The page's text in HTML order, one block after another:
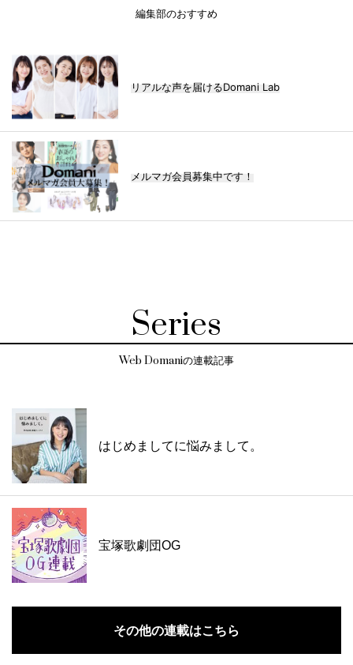
編集部のおすすめ
リアルな声を届けるDomani Lab
メルマガ会員募集中です！
Series
Web Domaniの連載記事
はじめましてに悩みまして。
宝塚歌劇団OG
その他の連載はこちら